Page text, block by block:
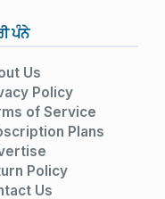
ਪੰਨੇ
Us
Policy
of Service
Plans
Policy
Us